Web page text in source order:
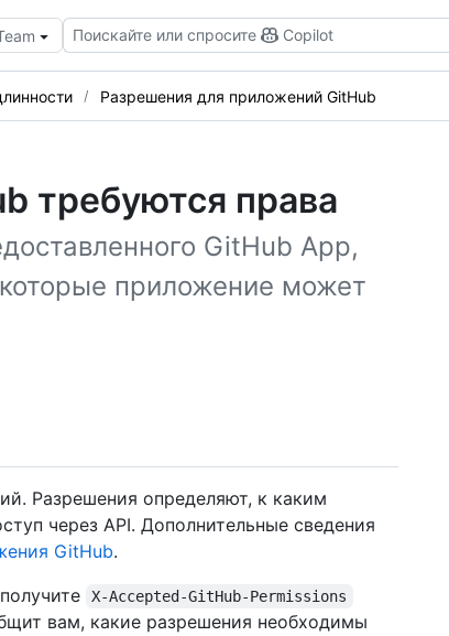
Поискайте или спросите Copilot
Разрешения для приложений GitHub
требуются права
GitHub App,
которые приложение может
Разрешения определяют, к каким
через API. Дополнительные сведения
GitHub.
X-Accepted-GitHub-Permissions
вам, какие разрешения необходимы